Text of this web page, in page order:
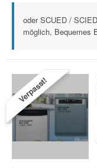
oder SCUED /
möglich, Bequemes
Verpasst!